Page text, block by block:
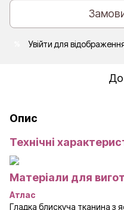
Увійти для
До
Опис
Технічні
Матеріали для
Атлас
Гладка блискуча тканина з